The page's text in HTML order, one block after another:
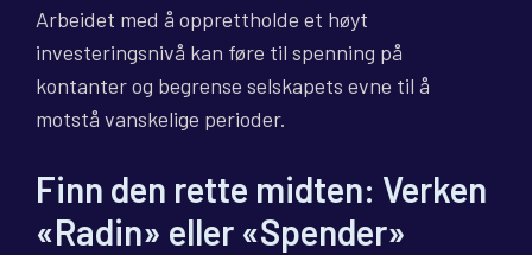
Arbeidet med å opprettholde et høyt
investeringsnivå kan føre til spenning på
kontanter og begrense selskapets evne til å
motstå vanskelige perioder.
Finn den rette midten: Verken
«Radin» eller «Spender»